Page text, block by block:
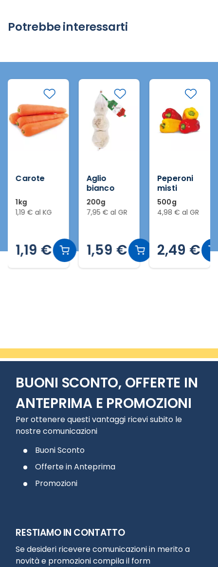
Potrebbe interessarti
Carote
1kg
1,19 € al KG
1,19 €
Aglio
bianco
200g
7,95 € al GR
1,59 €
Peperoni
misti
500g
4,98 € al GR
2,49 €
BUONI SCONTO, OFFERTE IN
ANTEPRIMA E PROMOZIONI
Per ottenere questi vantaggi ricevi subito le
nostre comunicazioni
Buoni Sconto
Offerte in Anteprima
Promozioni
RESTIAMO IN CONTATTO
Se desideri ricevere comunicazioni in merito a
novità e promozioni compila il form